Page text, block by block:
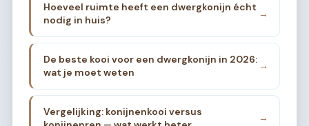
Hoeveel ruimte heeft een dwergkonijn écht
nodig in huis?
→
De beste kooi voor een dwergkonijn in 2026:
wat je moet weten
→
Vergelijking: konijnenkooi versus
→